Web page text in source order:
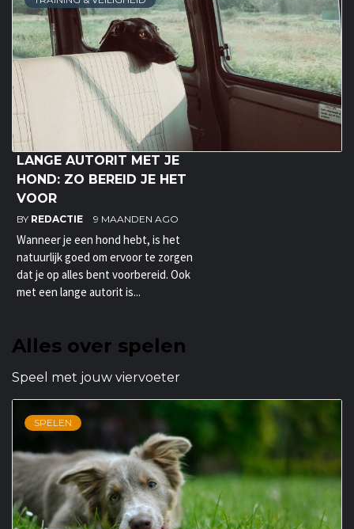
LANGE AUTORIT MET JE
HOND: ZO BEREID JE HET
VOOR
BY REDACTIE 9 MAANDEN AGO
Wanneer je een hond hebt, is het
natuurlijk goed om ervoor te zorgen
dat je op alles bent voorbereid. Ook
met een lange autorit is...
Alles over spelen
Speel met jouw viervoeter
SPELEN